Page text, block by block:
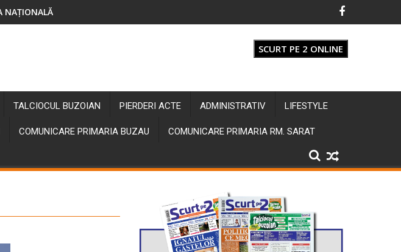
NAȚIONALĂ
SCURT PE 2 ONLINE
TALCIOCUL BUZOIAN PIERDERI ACTE ADMINISTRATIV LIFESTYLE
COMUNICARE PRIMARIA BUZAU COMUNICARE PRIMARIA RM. SARAT